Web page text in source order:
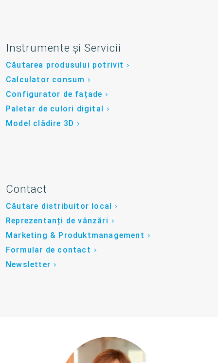
Instrumente și Servicii
Căutarea produsului potrivit
Calculator consum
Configurator de fațade
Paletar de culori digital
Model clădire 3D
Contact
Căutare distribuitor local
Reprezentanți de vânzări
Marketing & Produktmanagement
Formular de contact
Newsletter